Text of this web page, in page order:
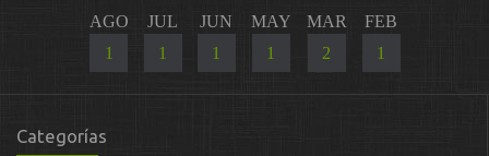
AGO
1
JUL
1
JUN
1
MAY
1
MAR
2
FEB
1
Categorías